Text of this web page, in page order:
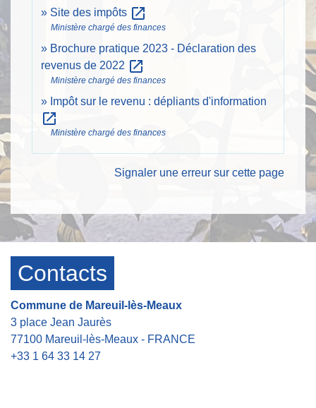
Site des impôts open_in_new
Ministère chargé des finances
Brochure pratique 2023 - Déclaration des
revenus de 2022 open_in_new
Ministère chargé des finances
Impôt sur le revenu : dépliants d'information
open_in_new
Ministère chargé des finances
Signaler une erreur sur cette page
Contacts
Commune de Mareuil-lès-Meaux
3 place Jean Jaurès
77100 Mareuil-lès-Meaux - FRANCE
+33 1 64 33 14 27